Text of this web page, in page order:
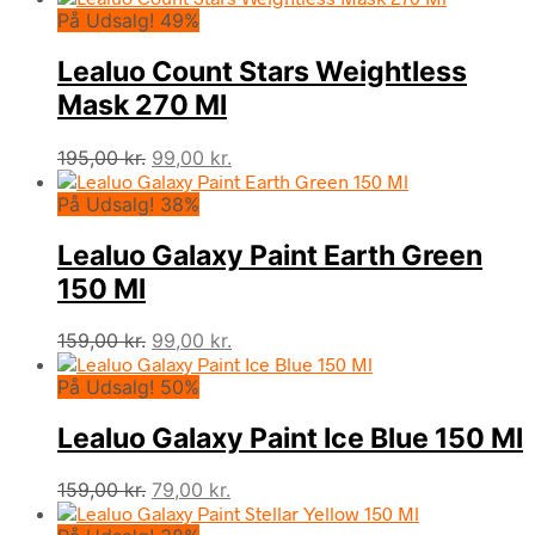
pris
175,00 kr..99,00 kr..
På Udsalg! 49%
Lealuo Count Stars Weightless
Mask 270 Ml
195,00kr. Den
oprindelige
pris
195,00 kr..
99,00 kr.
aktuelle
99,00 kr..
På Udsalg! 38%
Lealuo Galaxy Paint Earth Green
150 Ml
159,00kr. Den
oprindelige
pris
159,00 kr..
99,00 kr.
aktuelle
99,00 kr..
På Udsalg! 50%
Lealuo Galaxy Paint Ice Blue 150 Ml
159,00kr. Den
oprindelige
79,00 kr.
aktuelle